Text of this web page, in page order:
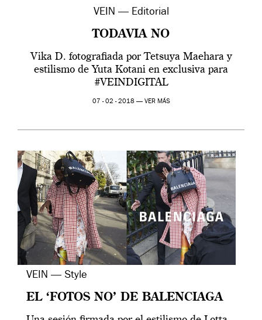
VEIN — Editorial
TODAVIA NO
Vika D. fotografiada por Tetsuya Maehara y
estilismo de Yuta Kotani en exclusiva para
#VEINDIGITAL
07 - 02 - 2018 — VER MÁS
VEIN — Style
EL ‘FOTOS NO’ DE BALENCIAGA